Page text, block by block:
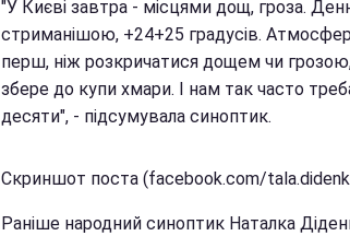
"У Києві завтра - місцями дощ, гроза.
стриманішою, +24+25 градусів.
перш, ніж розкричатися дощем чи
збере до купи хмари. І нам так часто
десяти", - підсумувала синоптик.
Скриншот поста (facebook.com/
Раніше народний синоптик Наталка